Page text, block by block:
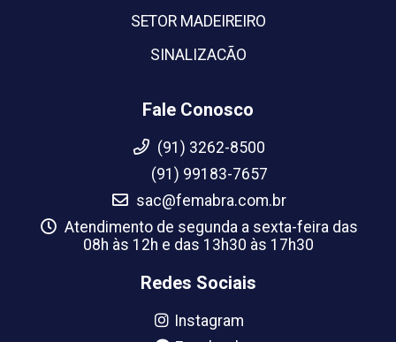
SETOR MADEIREIRO
SINALIZACÃO
Fale Conosco
(91) 3262-8500
(91) 99183-7657
sac@femabra.com.br
Atendimento de segunda a sexta-feira das
08h às 12h e das 13h30 às 17h30
Redes Sociais
Instagram